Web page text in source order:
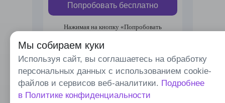
Мы собираем куки
Используя сайт, вы соглашаетесь на обработку
персональных данных с использованием cookie-
файлов и сервисов веб-аналитики. Подробнее
в Политике конфиденциальности
Попробовать бесплатно
Нажимая на кнопку «Попробовать
соглашаетесь на обработку персональных
данныхи связь с вами способами,
указанными в оферте, в целях исполнения